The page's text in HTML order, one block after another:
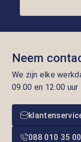
Neem
We zijn elke
09.00 en 12.00 uur
088 010 35 00